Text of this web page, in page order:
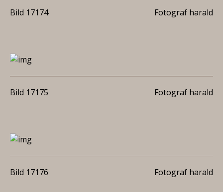
Bild 17174 Fotograf harald
Bild 17175 Fotograf harald
Bild 17176 Fotograf harald